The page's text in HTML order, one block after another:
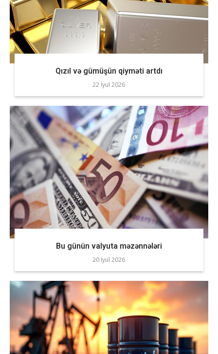
Qızıl və gümüşün qiyməti artdı
22 İyul 2026
Bu günün valyuta məzənnələri
20 İyul 2026